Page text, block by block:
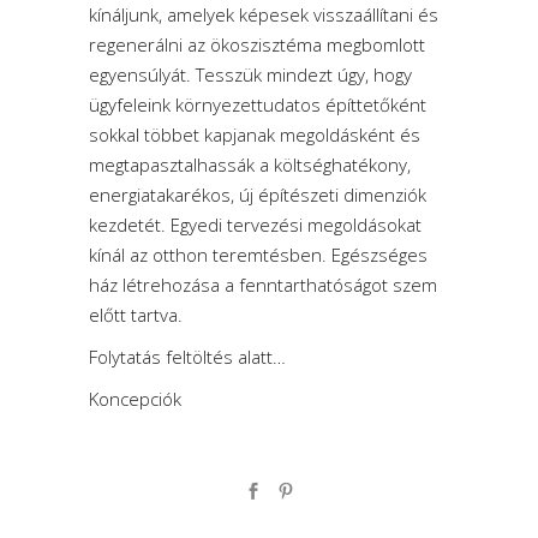
kínáljunk, amelyek képesek visszaállítani és
regenerálni az ökoszisztéma megbomlott
egyensúlyát. Tesszük mindezt úgy, hogy
ügyfeleink környezettudatos építtetőként
sokkal többet kapjanak megoldásként és
megtapasztalhassák a költséghatékony,
energiatakarékos, új építészeti dimenziók
kezdetét. Egyedi tervezési megoldásokat
kínál az otthon teremtésben. Egészséges
ház létrehozása a fenntarthatóságot szem
előtt tartva.
Folytatás feltöltés alatt…
Koncepciók